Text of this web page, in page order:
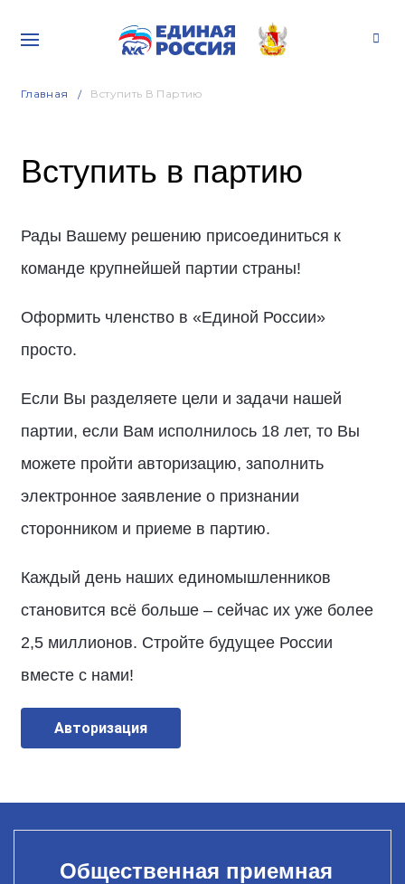
Главная Вступить В Партию
Вступить в партию
Рады Вашему решению присоединиться к
команде крупнейшей партии страны!
Оформить членство в «Единой России»
просто.
Если Вы разделяете цели и задачи нашей
партии, если Вам исполнилось 18 лет, то Вы
можете пройти авторизацию, заполнить
электронное заявление о признании
сторонником и приеме в партию.
Каждый день наших единомышленников
становится всё больше – сейчас их уже более
2,5 миллионов. Стройте будущее России
вместе с нами!
Авторизация
Общественная приемная